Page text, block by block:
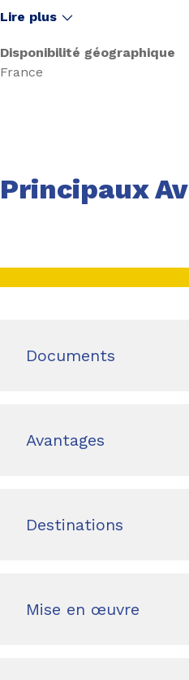
que la jonction entre les lés
VER (Vinyles Expansés Reliefs)
Lire plus
Disponibilité géographique
France
Principaux
Documents
Avantages
Destinations
Mise en œuvre